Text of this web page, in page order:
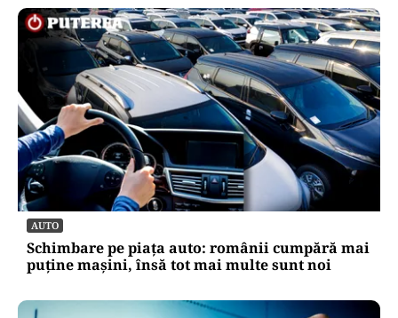
AUTO
Schimbare pe piața auto: românii cumpără mai
puține mașini, însă tot mai multe sunt noi